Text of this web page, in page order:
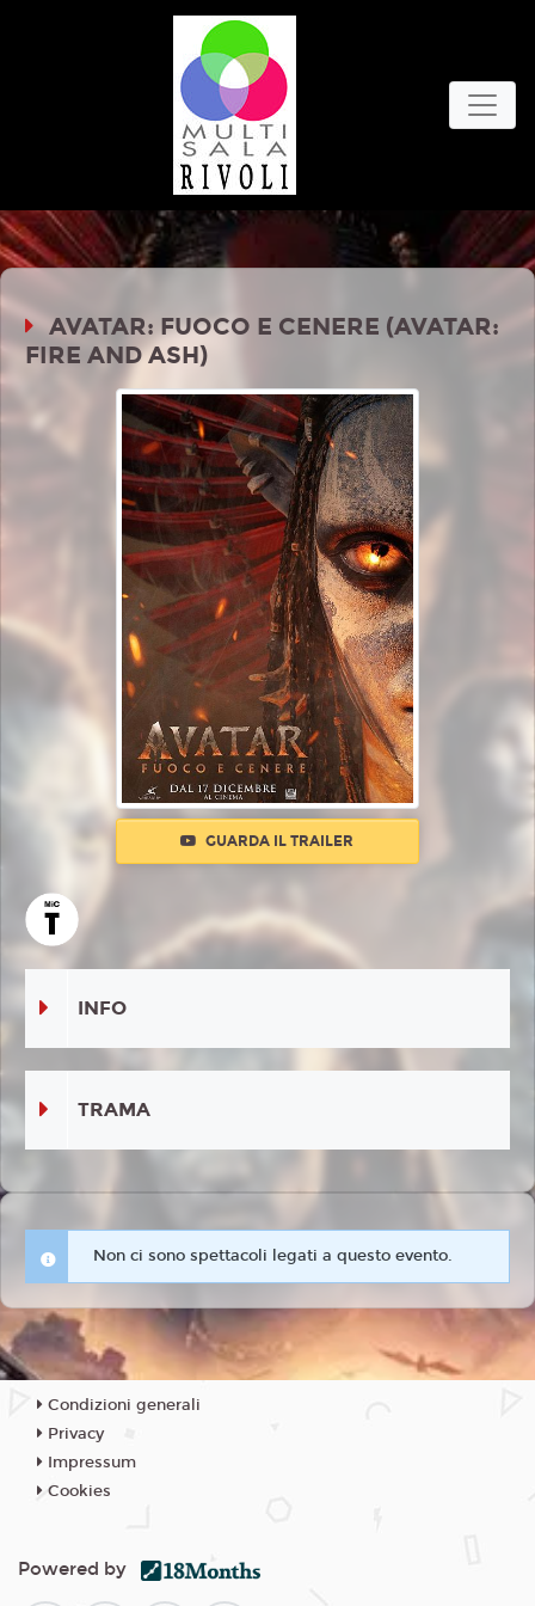
AVATAR: FUOCO E CENERE (AVATAR:
FIRE AND ASH)
GUARDA IL TRAILER
INFO
TRAMA
Non ci sono spettacoli legati a questo evento.
Condizioni generali
Privacy
Impressum
Cookies
Powered by